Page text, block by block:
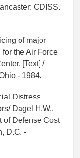
CDISS.
of major
the Air Force
[Text] /
- 1984.
Distress
Dagel H.W.,
of Defense Cost
D.C. -